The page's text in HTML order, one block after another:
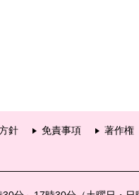
針 免責事項 著作権